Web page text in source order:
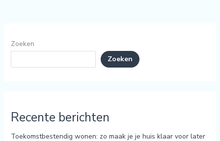
Zoeken
Zoeken
Recente berichten
Toekomstbestendig wonen: zo maak je je huis klaar voor later